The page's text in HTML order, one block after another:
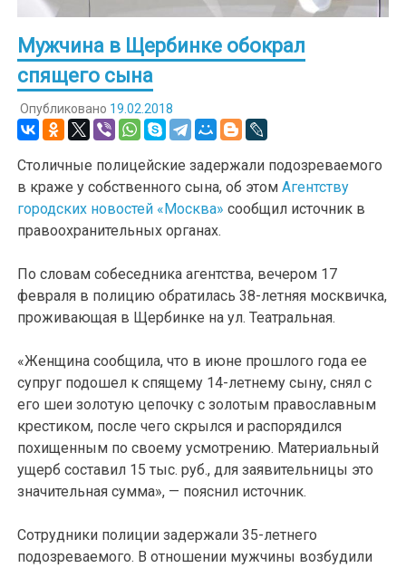
Мужчина в Щербинке обокрал
спящего сына
Опубликовано 19.02.2018
Столичные полицейские задержали подозреваемого
в краже у собственного сына, об этомАгентству
городских новостей «Москва» сообщил источник в
правоохранительных органах.
По словам собеседника агентства, вечером 17
февраля в полицию обратилась 38-летняя москвичка,
проживающая в Щербинке на ул. Театральная.
«Женщина сообщила, что в июне прошлого года ее
супруг подошел к спящему 14-летнему сыну, снял с
его шеи золотую цепочку с золотым православным
крестиком, после чего скрылся и распорядился
похищенным по своему усмотрению. Материальный
ущерб составил 15 тыс. руб., для заявительницы это
значительная сумма», — пояснил источник.
Сотрудники полиции задержали 35-летнего
подозреваемого. В отношении мужчины возбудили